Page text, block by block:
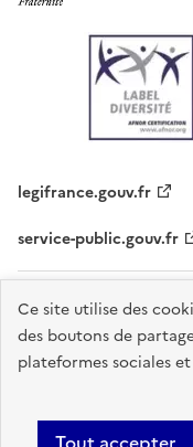
Ce site utilise des
des boutons de
plateformes sociales
legifrance.gouv.fr
service-public.gouv.fr
Plan du site Contacts
Mentions légales